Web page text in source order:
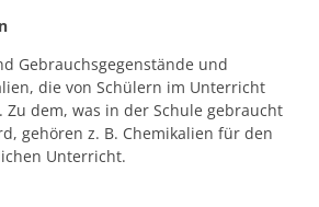
Gebrauchsgegenstände und
die von Schülern im Unterricht
dem, was in der Schule gebraucht
gehören z. B. Chemikalien für den
Unterricht.